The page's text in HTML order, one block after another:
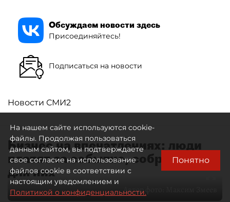
Обсуждаем новости здесь
Присоединяйтесь!
Подписаться на новости
Новости СМИ2
Бизнес на впечатлениях: люди
платят за событие, собранное
для них
Автор фото:
На нашем сайте используются cookie-
файлы. Продолжая пользоваться
данным сайтом, вы подтверждаете
свое согласие на использование
файлов cookie в соответствии с
настоящим уведомлением и
Политикой о конфиденциальности.
Понятно